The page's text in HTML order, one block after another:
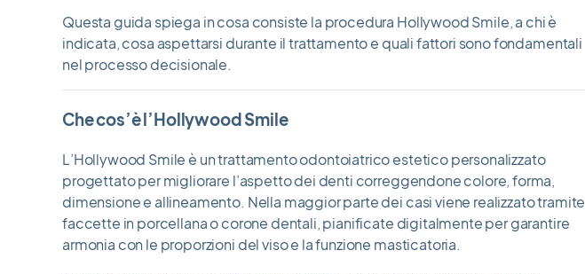
Questa guida spiega in cosa consiste la procedura Hollywood Smile, a chi è
indicata, cosa aspettarsi durante il trattamento e quali fattori sono fondamentali
nel processo decisionale.
Che cos’è l’Hollywood Smile
L’Hollywood Smile è un trattamento odontoiatrico estetico personalizzato
progettato per migliorare l’aspetto dei denti correggendone colore, forma,
dimensione e allineamento. Nella maggior parte dei casi viene realizzato tramite
faccette in porcellana o corone dentali, pianificate digitalmente per garantire
armonia con le proporzioni del viso e la funzione masticatoria.